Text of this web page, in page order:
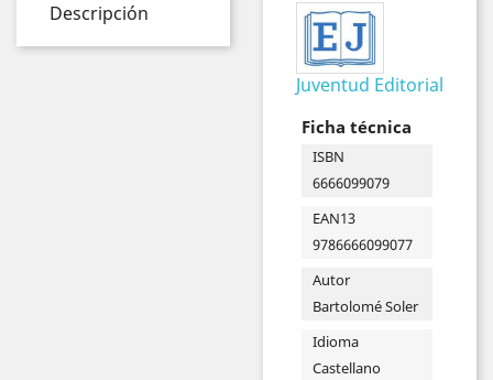
Descripción
Juventud Editorial
Ficha técnica
ISBN
6666099079
EAN13
9786666099077
Autor
Bartolomé Soler
Idioma
Castellano